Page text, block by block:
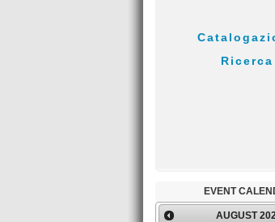
EVENT
AUGUST
Il tempio di Nettuno
App Enjoy Palazzo